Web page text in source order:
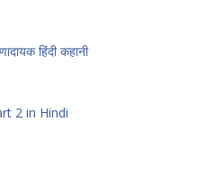
हिंदी कहानी
2 in Hindi